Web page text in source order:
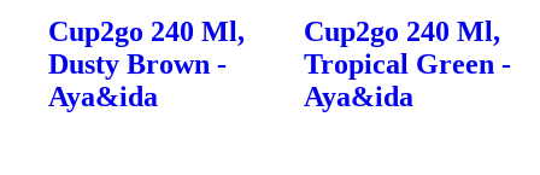
Cup2go 240 Ml,
Dusty Brown -
Aya&ida
Cup2go 240 Ml,
Tropical Green -
Aya&ida